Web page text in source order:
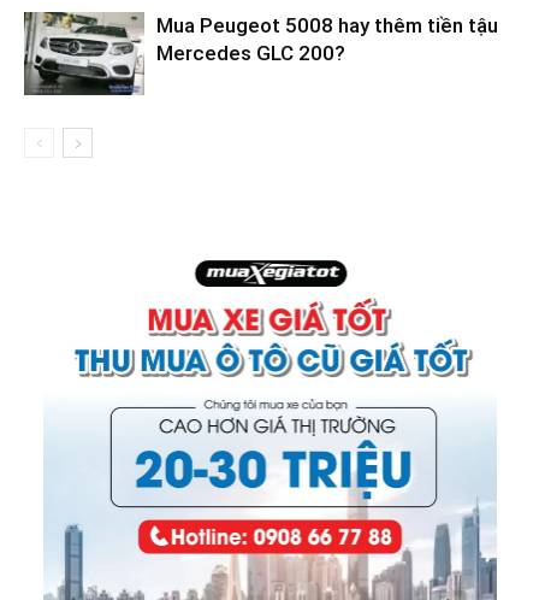
Mua Peugeot 5008 hay thêm tiền tậu
Mercedes GLC 200?